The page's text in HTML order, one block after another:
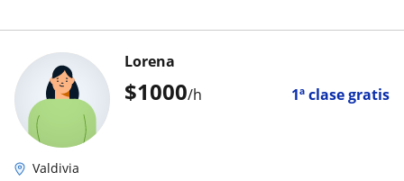
$1000/h 1ª clase gratis
Lorena
Valdivia